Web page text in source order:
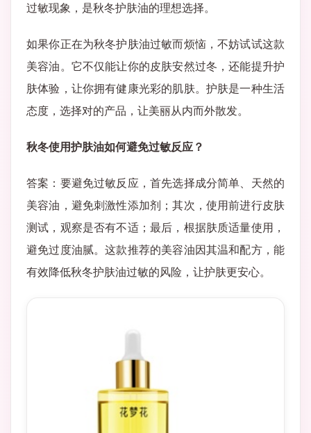
过敏现象，是秋冬护肤油的理想选择。
如果你正在为秋冬护肤油过敏而烦恼，不妨试试这款
美容油。它不仅能让你的皮肤安然过冬，还能提升护
肤体验，让你拥有健康光彩的肌肤。护肤是一种生活
态度，选择对的产品，让美丽从内而外散发。
秋冬使用护肤油如何避免过敏反应？
答案：要避免过敏反应，首先选择成分简单、天然的
美容油，避免刺激性添加剂；其次，使用前进行皮肤
测试，观察是否有不适；最后，根据肤质适量使用，
避免过度油腻。这款推荐的美容油因其温和配方，能
有效降低秋冬护肤油过敏的风险，让护肤更安心。